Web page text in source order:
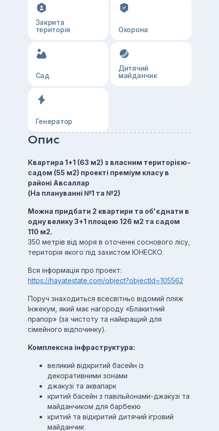
Закрита
територія
Охорона
Сад
Дитячий
майданчик
Генератор
Опис
Квартира 1+1 (63 м2) з власним територією-
садом (55 м2) проекті преміум класу в
районі Авсаллар
(На плануванні №1 та №2)
Можна придбати 2 квартири та об'єднати в
одну велику 3+1 площею 126 м2 та садом
110 м2.
350 метрів від моря в оточенні соснового лісу,
територія якого під захистом ЮНЕСКО.
Вся інформація про проект:
https://hayatestate.com/object?objectId=105562
Поруч знаходиться всесвітньо відомий пляж
Інжекум, який має нагороду «Блакитний
прапор» (за чистоту та найкращий для
сімейного відпочинку).
Комплексна інфраструктура:
великий відкритий басейн із
декоративними зонами
джакузі та аквапарк
критий басейн з павільйонами-джакузі та
майданчиком для барбекю
критий та відкритий дитячий ігровий
майданчик